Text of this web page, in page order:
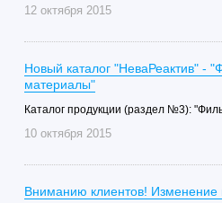
12 октября 2015
Новый каталог "НеваРеактив" -
материалы"
Каталог продукции (раздел №3):
10 октября 2015
Вниманию клиентов! Изменение